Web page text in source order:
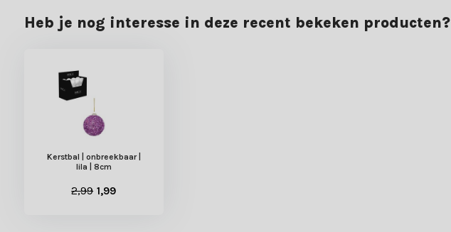
Heb je nog interesse in deze recent bekeken producten?
Kerstbal | onbreekbaar |
lila | 8cm
2,99 1,99